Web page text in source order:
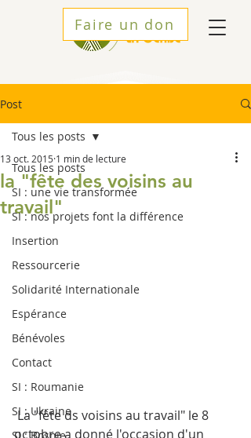
Faire un don
Post
Tous les posts
SI : une vie transformée
SI : nos projets font la différence
Insertion
Ressourcerie
Solidarité Internationale
Espérance
Bénévoles
Contact
SI : Roumanie
SI : Ukraine
Tous les posts
la "fête des voisins au
travail"
13 oct. 2015 1 min de lecture
La "fête ds voisins au travail" le 8
octobre a donné l'occasion d'un